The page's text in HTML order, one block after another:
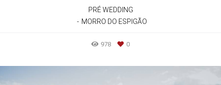
PRÉ WEDDING
MORRO DO ESPIGÃO
978 0